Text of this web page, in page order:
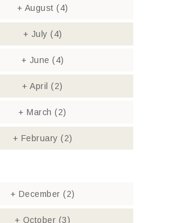
+ August (4)
+ July (4)
+ June (4)
+ April(2)
+ March(2)
+ February (2)
+ December (2)
+ October (3)